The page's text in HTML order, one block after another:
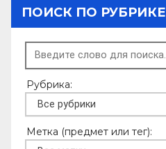
ПОИСК ПО РУБРИКЕ
Рубрика:
Метка (предмет или тег):